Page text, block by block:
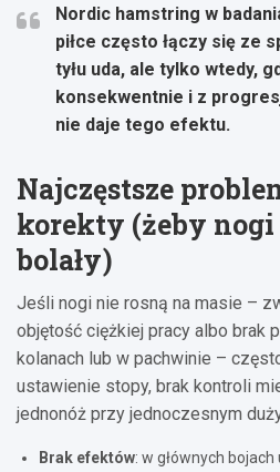
Nordic hamstring w
piłce często łączy się ze
tyłu uda, ale tylko wtedy,
konsekwentnie i z
nie daje tego efektu.
Najczęstsze
korekty (żeby nogi
bolały)
Jeśli nogi nie rosną na masie –
objętość ciężkiej pracy albo brak
kolanach lub w pachwinie –
ustawienie stopy, brak kontroli
jednonóż przy jednoczesnym
Brak efektów: w głównych